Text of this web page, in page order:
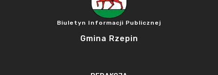
Biuletyn Informacji Publicznej
Gmina Rzepin